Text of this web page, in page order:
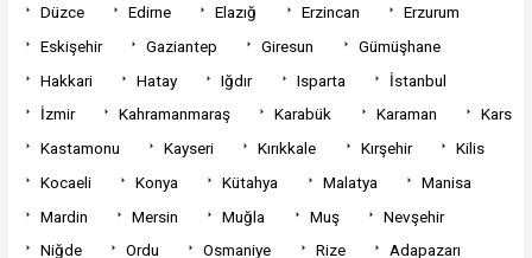
Düzce
Edirne Elazığ Erzincan
Erzurum
Eskişehir
Gaziantep Giresun
Gümüşhane
Hakkari
Hatay Iğdır Isparta
İstanbul
İzmir
Kahramanmaraş Karabük Karaman
Kars
Kastamonu
Kayseri Kırıkkale Kırşehir
Kilis
Kocaeli
Konya Kütahya Malatya
Manisa
Mardin
Mersin Muğla Muş
Nevşehir
Niğde
Ordu Osmaniye Rize
Adapazarı